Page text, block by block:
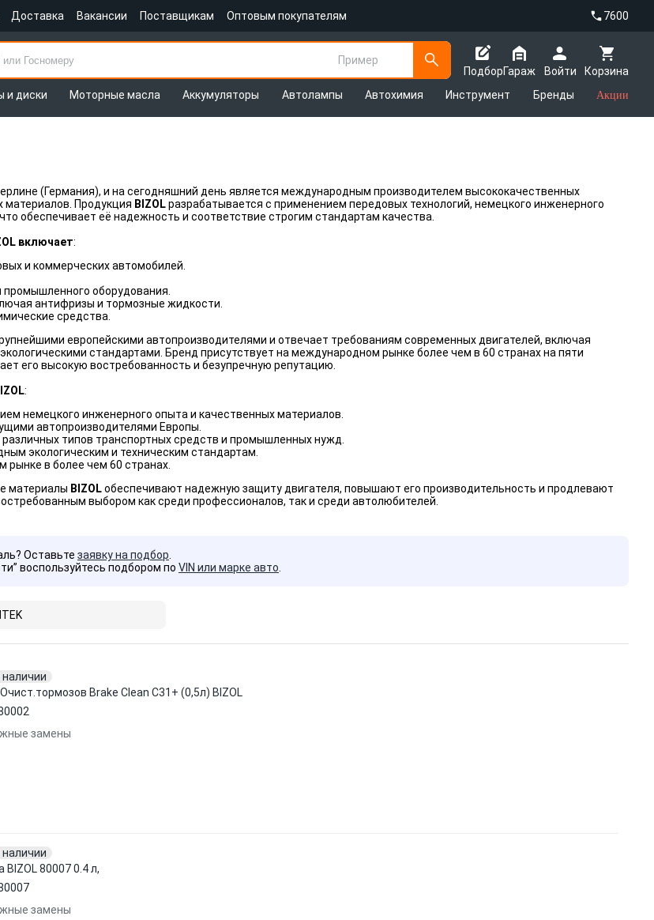
Доставка Вакансии Поставщикам Оптовым покупателям 7600
Пример
Подбор
Корзина
Гараж
Войти
и диски Моторные масла Аккумуляторы Автолампы Автохимия Инструмент Бренды Акции
(Германия), и на сегодняшний день является международным производителем высококачественных
Продукция BIZOLразрабатывается с применением передовых технологий, немецкого инженерного
обеспечивает её надежность и соответствие строгим стандартам качества.
включает:
и коммерческих автомобилей.
оборудования.
антифризы и тормозные жидкости.
средства.
европейскими автопроизводителями и отвечает требованиям современных двигателей, включая
стандартами. Бренд присутствует на международном рынке более чем в 60 странах на пяти
его высокую востребованность и безупречную репутацию.
:
немецкого инженерного опыта и качественных материалов.
автопроизводителями Европы.
типов транспортных средств и промышленных нужд.
экологическим и техническим стандартам.
рынке в более чем 60 странах.
материалы BIZOLобеспечивают надежную защиту двигателя, повышают его производительность и продлевают
выбором как среди профессионалов, так и среди автолюбителей.
Оставьте заявку на подбор
воспользуйтесь подбором по VIN или марке авто
наличии
Brake Clean C31+ (0,5л) BIZOL
замены
наличии
BIZOL 80007 0.4 л,
замены